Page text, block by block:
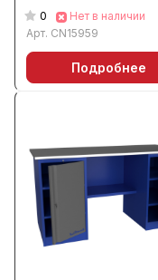
0
Нет в наличии
Арт. CN15959
Подробнее